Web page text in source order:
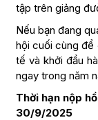
tập trên giảng
Nếu bạn đang
hội cuối cùng để
tế và khởi đầu
ngay trong năm
Thời hạn nộp
30/9/2025